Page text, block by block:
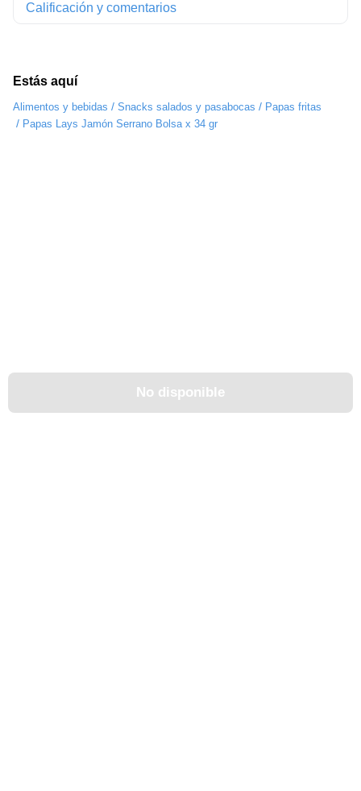
Estás aquí
Alimentos y bebidas / Snacks salados y pasabocas / Papas fritas
/ Papas Lays Jamón Serrano Bolsa x 34 gr
No disponible
Calificación y comentarios